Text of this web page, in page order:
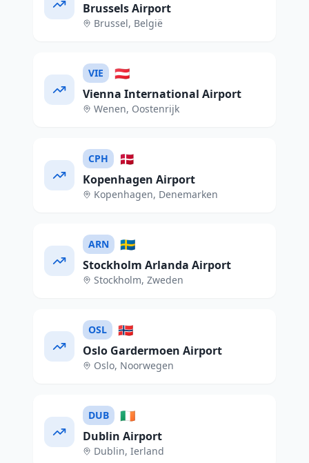
Brussels Airport
Brussel, België
VIE 🇦🇹
Vienna International Airport
Wenen, Oostenrijk
CPH 🇩🇰
Kopenhagen Airport
Kopenhagen, Denemarken
ARN 🇸🇪
Stockholm Arlanda Airport
Stockholm, Zweden
OSL 🇳🇴
Oslo Gardermoen Airport
Oslo, Noorwegen
DUB 🇮🇪
Dublin Airport
Dublin, Ierland